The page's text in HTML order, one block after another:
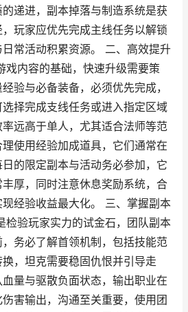
递进，副本掉落与制造系统是获
玩家应优先完成主线任务以解锁
常活动积累资源。 二、高效提升
戏内容的基础，快速升级需要策
验与必备装备，必须优先完成，
择完成支线任务或进入指定区域
远高于单人，尤其适合法师等范
使用经验加成道具，它们通常在
的限定副本与活动务必参加，它
厚，同时注意休息奖励系统，合
经验收益最大化。 三、掌握副本
检验玩家实力的试金石，团队副本
务必了解首领机制，包括技能范
，坦克需要稳固仇恨并引导走
量与驱散负面状态，输出职业在
害输出，沟通至关重要，使用团